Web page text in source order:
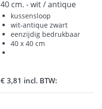
40 cm. - wit / antique
zwartkussensloop
wit-antique zwart
eenzijdig bedrukbaar
40 x 40 cm
€ 3,81 incl. BTW: